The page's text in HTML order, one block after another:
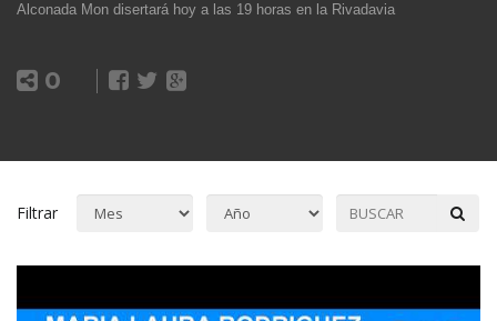
Alconada Mon disertará hoy a las 19 horas en la Rivadavia
0
Filtrar